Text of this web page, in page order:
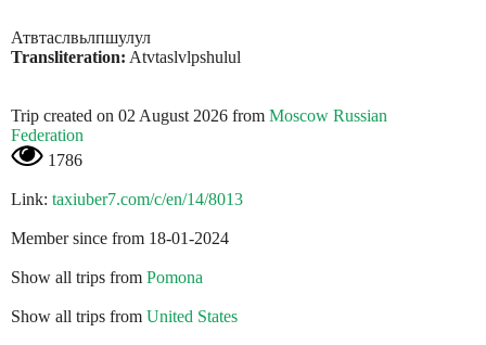
Атвтаслвьлпшулул
Transliteration: Atvtaslvlpshulul
Trip created on 02 August 2026 from Moscow Russian
Federation
1786
Link: taxiuber7.com/c/en/14/8013
Member since from 18-01-2024
Show all trips from Pomona
Show all trips from United States